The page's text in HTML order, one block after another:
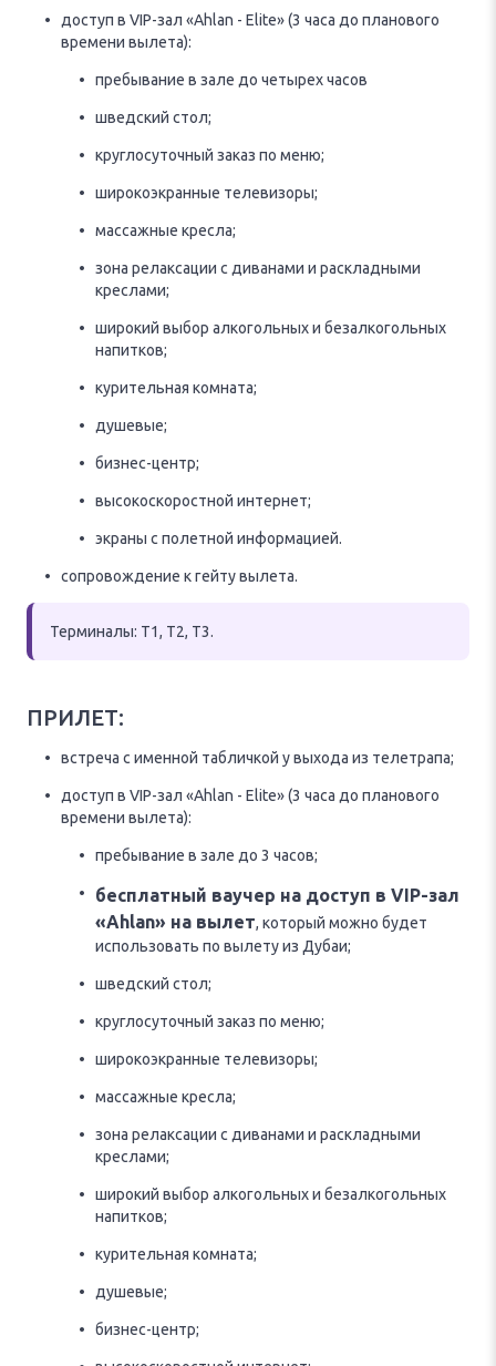
доступ в VIP-зал «Ahlan - Elite» (3 часа до планового
времени вылета):
пребывание в зале до четырех часов
шведский стол;
круглосуточный заказ по меню;
широкоэкранные телевизоры;
массажные кресла;
зона релаксации с диванами и раскладными
креслами;
широкий выбор алкогольных и безалкогольных
напитков;
курительная комната;
душевые;
бизнес-центр;
высокоскоростной интернет;
экраны с полетной информацией.
сопровождение к гейту вылета.
Терминалы: T1, T2, T3.
ПРИЛЕТ:
встреча с именной табличкой у выхода из телетрапа;
доступ в VIP-зал «Ahlan - Elite» (3 часа до планового
времени вылета):
пребывание в зале до 3 часов;
бесплатный ваучер на доступ в VIP-зал
«Ahlan» на вылет, который можно будет
использовать по вылету из Дубаи;
шведский стол;
круглосуточный заказ по меню;
широкоэкранные телевизоры;
массажные кресла;
зона релаксации с диванами и раскладными
креслами;
широкий выбор алкогольных и безалкогольных
напитков;
курительная комната;
душевые;
бизнес-центр;